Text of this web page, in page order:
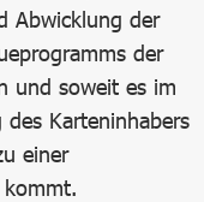
Abwicklung der
der
und soweit es im
des Karteninhabers
einer
kommt.